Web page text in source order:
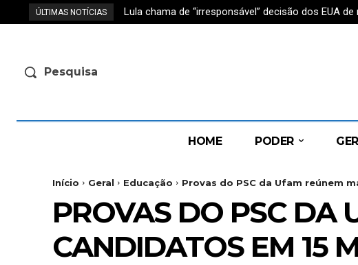
ÚLTIMAS NOTÍCIAS Lula chama de “irresponsável” decisão dos EUA
Pesquisa
HOME PODER
Início Geral Educação Provas do PSC da Ufam reúnem
PROVAS DO PSC DA
CANDIDATOS EM 15